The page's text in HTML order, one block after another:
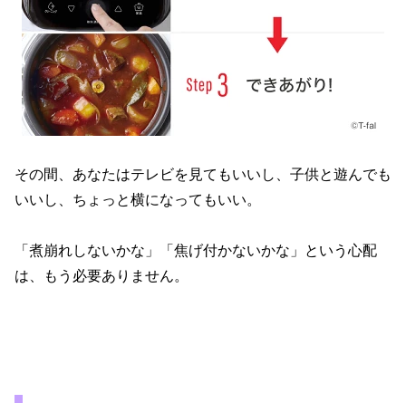
その間、あなたはテレビを見てもいいし、子供と遊んでも
いいし、ちょっと横になってもいい。
「煮崩れしないかな」「焦げ付かないかな」という心配
は、もう必要ありません。